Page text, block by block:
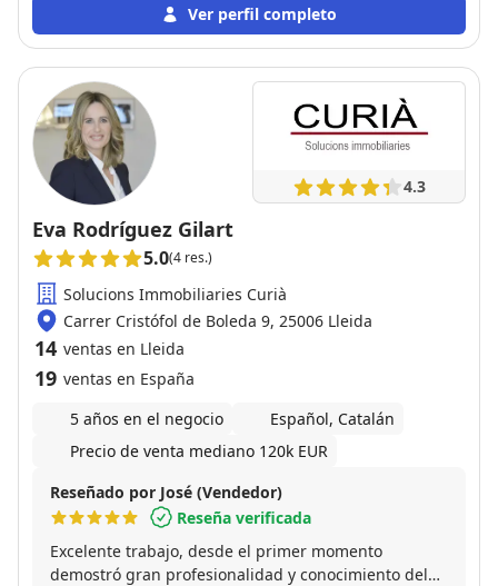
el sector inmobiliario. Los recomiendo al 100% sin
dudarlo."
Ver perfil completo
4.3
Eva Rodríguez Gilart
5.0(4 res.)
Solucions Immobiliaries Curià
Carrer Cristófol de Boleda 9, 25006 Lleida
14 ventas en Lleida
19 ventas en España
5 años en el negocio
Español, Catalán
Precio de venta mediano 120k EUR
Reseñado por José (Vendedor)
Reseña verificada
Excelente trabajo, desde el primer momento
demostró gran profesionalidad y conocimiento del